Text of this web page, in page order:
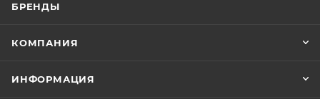
БРЕНДЫ
КОМПАНИЯ
ИНФОРМАЦИЯ